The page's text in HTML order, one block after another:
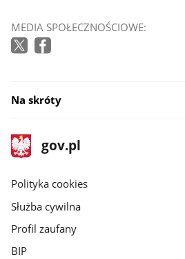
MEDIA SPOŁECZNOŚCIOWE:
Na skróty
stopka
gov.pl
Strona
gov.pl
gov.pl
Polityka cookies
Służba cywilna
Profil zaufany
BIP